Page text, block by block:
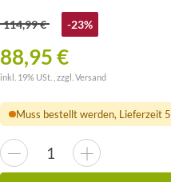
114,99 € -23%
88,95 €
inkl. 19% USt. , zzgl. Versand
Muss bestellt werden, Lieferzeit